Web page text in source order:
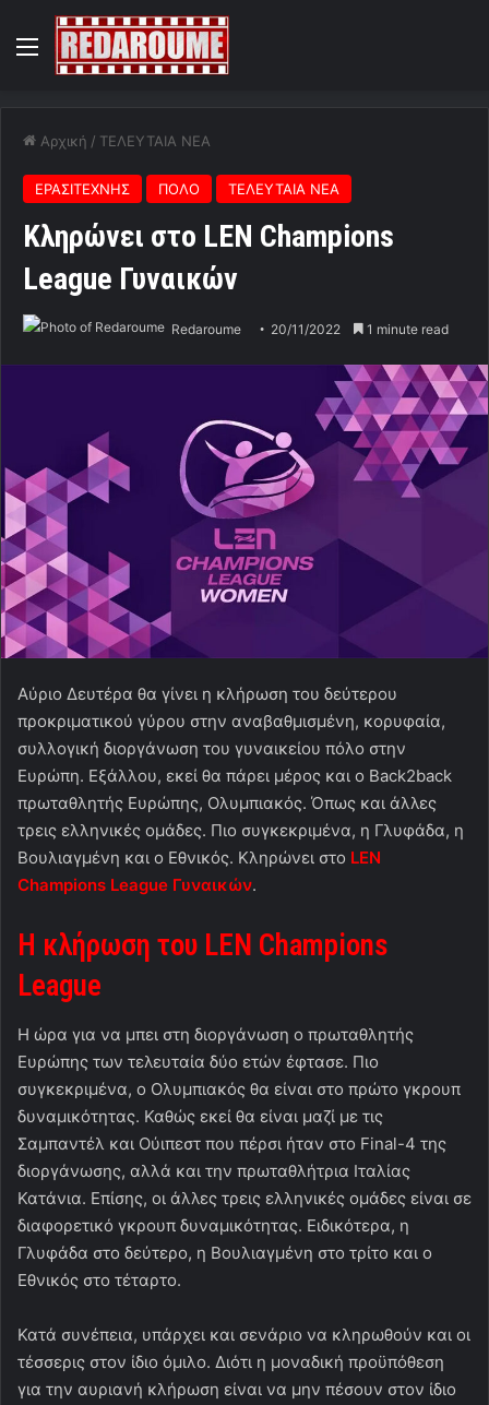
Menu
Αρχική / ΤΕΛΕΥΤΑΙΑ ΝΕΑ
ΕΡΑΣΙΤΕΧΝΗΣ ΠΟΛΟ ΤΕΛΕΥΤΑΙΑ ΝΕΑ
Κληρώνει στο LEN Champions
League Γυναικών
Redaroume 20/11/2022 1 minute read
Αύριο Δευτέρα θα γίνει η κλήρωση του δεύτερου
προκριματικού γύρου στην αναβαθμισμένη, κορυφαία,
συλλογική διοργάνωση του γυναικείου πόλο στην
Ευρώπη. Εξάλλου, εκεί θα πάρει μέρος και ο Back2back
πρωταθλητής Ευρώπης, Ολυμπιακός. Όπως και άλλες
τρεις ελληνικές ομάδες. Πιο συγκεκριμένα, η Γλυφάδα, η
Βουλιαγμένη και ο Εθνικός. Κληρώνει στο LEN
Champions League Γυναικών.
Η κλήρωση του LEN Champions
League
Η ώρα για να μπει στη διοργάνωση ο πρωταθλητής
Ευρώπης των τελευταία δύο ετών έφτασε. Πιο
συγκεκριμένα, ο Ολυμπιακός θα είναι στο πρώτο γκρουπ
δυναμικότητας. Καθώς εκεί θα είναι μαζί με τις
Σαμπαντέλ και Ούιπεστ που πέρσι ήταν στο Final-4 της
διοργάνωσης, αλλά και την πρωταθλήτρια Ιταλίας
Κατάνια. Επίσης, οι άλλες τρεις ελληνικές ομάδες είναι σε
διαφορετικό γκρουπ δυναμικότητας. Ειδικότερα, η
Γλυφάδα στο δεύτερο, η Βουλιαγμένη στο τρίτο και ο
Εθνικός στο τέταρτο.
Κατά συνέπεια, υπάρχει και σενάριο να κληρωθούν και οι
τέσσερις στον ίδιο όμιλο. Διότι η μοναδική προϋπόθεση
για την αυριανή κλήρωση είναι να μην πέσουν στον ίδιο